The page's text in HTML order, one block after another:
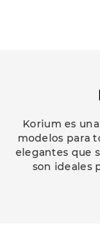
Korium es
modelos para
elegantes que
son ideales